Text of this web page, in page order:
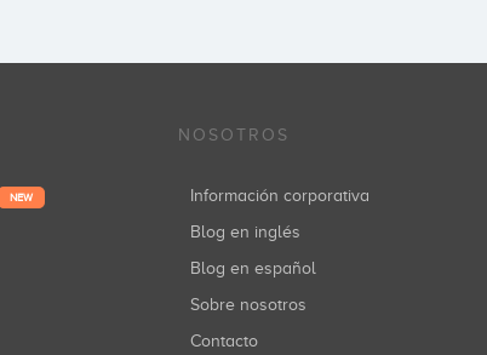
NEW
NOSOTROS
Información corporativa
Blog en inglés
Blog en español
Sobre nosotros
Contacto